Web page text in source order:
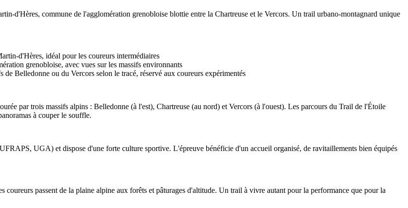
d'Hères, commune de l'agglomération grenobloise blottie entre la Chartreuse et le Vercors. Un trail urbano-montagnard unique
d'Hères, idéal pour les coureurs intermédiaires
grenobloise, avec vues sur les massifs environnants
Belledonne ou du Vercors selon le tracé, réservé aux coureurs expérimentés
par trois massifs alpins : Belledonne (à l'est), Chartreuse (au nord) et Vercors (à l'ouest). Les parcours du Trail de l'Étoile
à couper le souffle.
UGA) et dispose d'une forte culture sportive. L'épreuve bénéficie d'un accueil organisé, de ravitaillements bien équipés
passent de la plaine alpine aux forêts et pâturages d'altitude. Un trail à vivre autant pour la performance que pour la